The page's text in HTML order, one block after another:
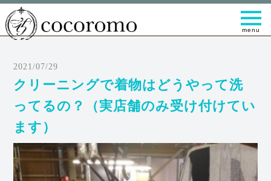
t
o
g
g
o
n
2021/07/29
クリーニングで着物はどうやって洗
ってるの？（実店舗のみ受け付けてい
ます）